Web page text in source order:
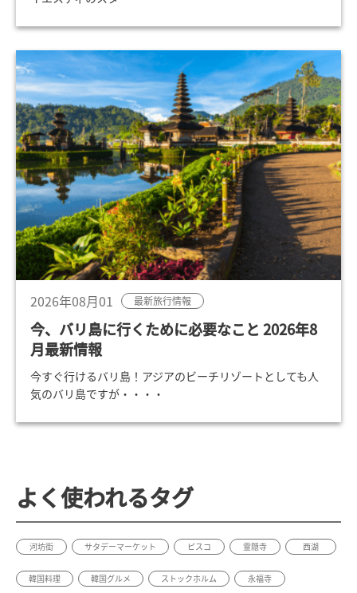
2026年08月01 最新旅行情報
今、バリ島に行くために必要なこと 2026年8
月最新情報
今すぐ行けるバリ島！アジアのビーチリゾートとしても人
気のバリ島ですが・・・・
よく使われるタグ
河坊街 サタデーマーケット ピスコ 霊隠寺 西湖
韓国料理 韓国グルメ ストックホルム 永福寺